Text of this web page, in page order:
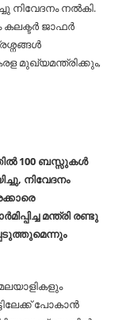
നിവേദനം നൽകി.
കലക്ടർ ജാഫർ
മുഖ്യമന്ത്രിക്കും,
100 ബസ്സുകൾ
നിവേദനം
മന്ത്രി രണ്ടു
പോകാൻ